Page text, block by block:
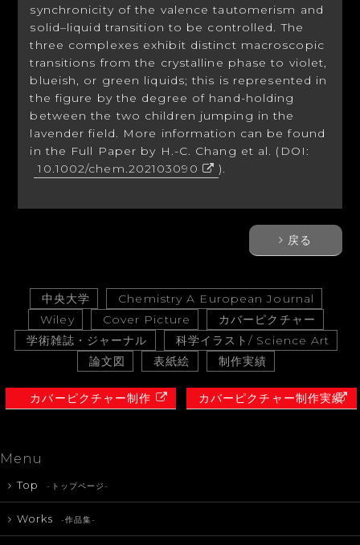
synchronicity of the valence tautomerism and
solid–liquid transition to be controlled. The
three complexes exhibit distinct macroscopic
transitions from the crystalline phase to violet,
blueish, or green liquids; this is represented in
the figure by the degree of hand-holding
between the two children jumping in the
lavender field. More information can be found
in the Full Paper by H.-C. Chang et al. (DOI:
10.1002/chem.202103090
).
戻る
中央大学
Chemistry A European Journal
Wiley
Cover Picture
カバーピクチャー
学術雑誌・ジャーナル
科学イラスト/ Science Art
論文図
表紙絵 制作実績
カバーピクチャー制作 カバーピクチャー制作実績
Menu
Top -トップページ-
Works -作品集-